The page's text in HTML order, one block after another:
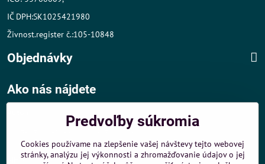
IČ DPH:SK1025421980
Živnost.register č.:105-10848
Objednávky
Ako nás nájdete
- v tesnej blízkosti diaľničného obchvatu
- dobré parkovacie možnosti 40 m od predajne
MHD:
Predvoľby súkromia
Cookies používame na zlepšenie vašej návštevy tejto webovej
stránky, analýzu jej výkonnosti a zhromažďovanie údajov o jej